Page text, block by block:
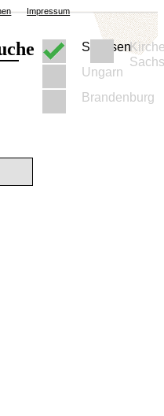
Impressum
Sachsen
Ungarn
Brandenburg